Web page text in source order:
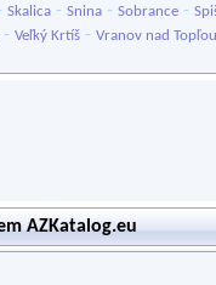
Skalica - Snina - Sobrance -
- Veľký Krtíš - Vranov nad Topľou
AZKatalog.eu